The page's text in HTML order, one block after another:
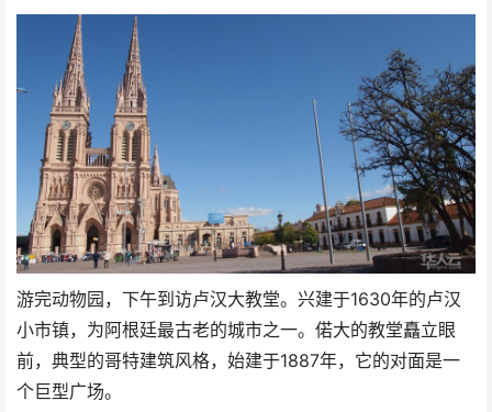
游完动物园，下午到访卢汉大教堂。兴建于1630年的卢汉
小市镇，为阿根廷最古老的城市之一。偌大的教堂矗立眼
前，典型的哥特建筑风格，始建于1887年，它的对面是一
个巨型广场。